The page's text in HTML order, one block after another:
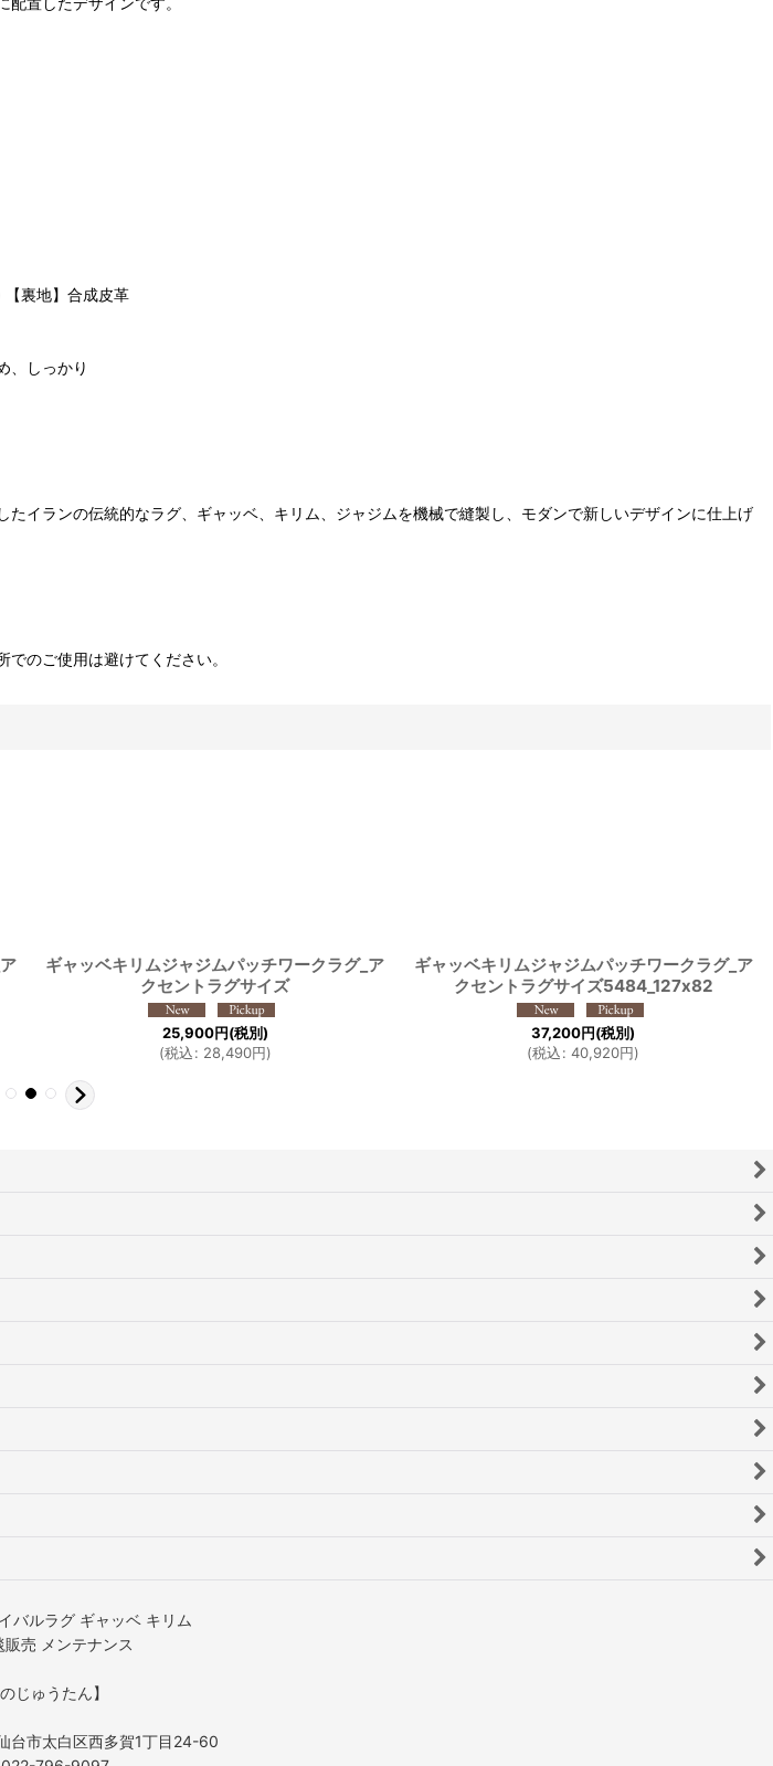
裏地】合成皮革
、しっかり
イランの伝統的なラグ、ギャッベ、キリム、ジャジムを機械で縫製し、モダンで新しいデザインに仕上げ
のご使用は避けてください。
ギャッベキリムジャジムパッチワークラグ_ア
クセントラグサイズ
25,900円(税別)
(税込: 28,490円)
ギャッベキリムジャジムパッチワークラグ_ア
クセントラグサイズ5484_127x82
37,200円(税別)
(税込: 40,920円)
バルラグ ギャッベ キリム
販売 メンテナンス
のじゅうたん】
市太白区西多賀1丁目24-60